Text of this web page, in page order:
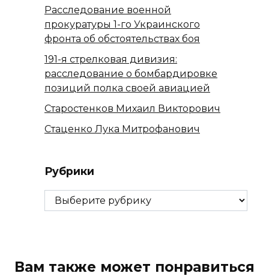
Расследование военной
прокуратуры 1-го Украинского
фронта об обстоятельствах боя
191-я стрелковая дивизия:
расследование о бомбардировке
позиций полка своей авиацией
Старостенков Михаил Викторович
Стаценко Лука Митрофанович
Рубрики
Рубрики
Вам также может понравиться